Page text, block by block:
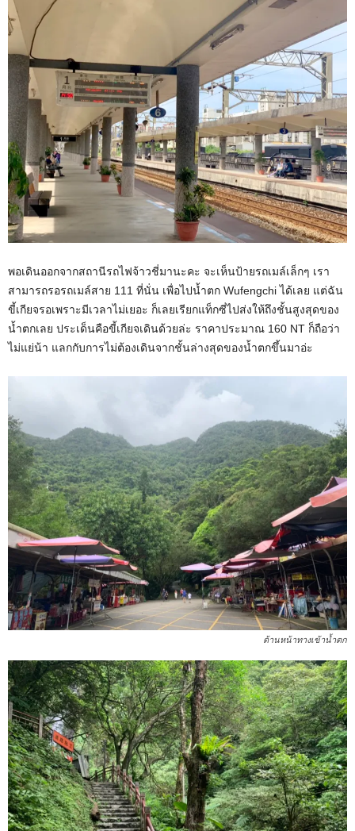
พอเดินออกจากสถานีรถไฟจ้าวชี่มานะคะ จะเห็นป้ายรถเมล์เล็กๆ เรา
สามารถรอรถเมล์สาย 111 ที่นั่น เพื่อไปน้ำตก Wufengchi ได้เลย แต่ฉัน
ขี้เกียจรอเพราะมีเวลาไม่เยอะ ก็เลยเรียกแท็กซี่ไปส่งให้ถึงชั้นสูงสุดของ
น้ำตกเลย ประเด็นคือขี้เกียจเดินด้วยล่ะ ราคาประมาณ 160 NT ก็ถือว่า
ไม่แย่น้า แลกกับการไม่ต้องเดินจากชั้นล่างสุดของน้ำตกขึ้นมาอ่ะ
ด้านหน้าทางเข้าน้ำตก